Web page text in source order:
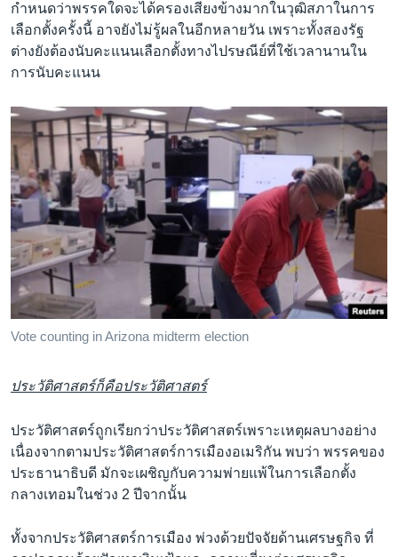
กำหนดว่าพรรคใดจะได้ครองเสียงข้างมากในวุฒิสภาในการ
เลือกตั้งครั้งนี้ อาจยังไม่รู้ผลในอีกหลายวัน เพราะทั้งสองรัฐ
ต่างยังต้องนับคะแนนเลือกตั้งทางไปรษณีย์ที่ใช้เวลานานใน
การนับคะแนน
Vote counting in Arizona midterm election
ประวัติศาสตร์ก็คือประวัติศาสตร์
ประวัติศาสตร์ถูกเรียกว่าประวัติศาสตร์เพราะเหตุผลบางอย่าง
เนื่องจากตามประวัติศาสตร์การเมืองอเมริกัน พบว่า พรรคของ
ประธานาธิบดี มักจะเผชิญกับความพ่ายแพ้ในการเลือกตั้ง
กลางเทอมในช่วง 2 ปีจากนั้น
ทั้งจากประวัติศาสตร์การเมือง พ่วงด้วยปัจจัยด้านเศรษฐกิจ ที่